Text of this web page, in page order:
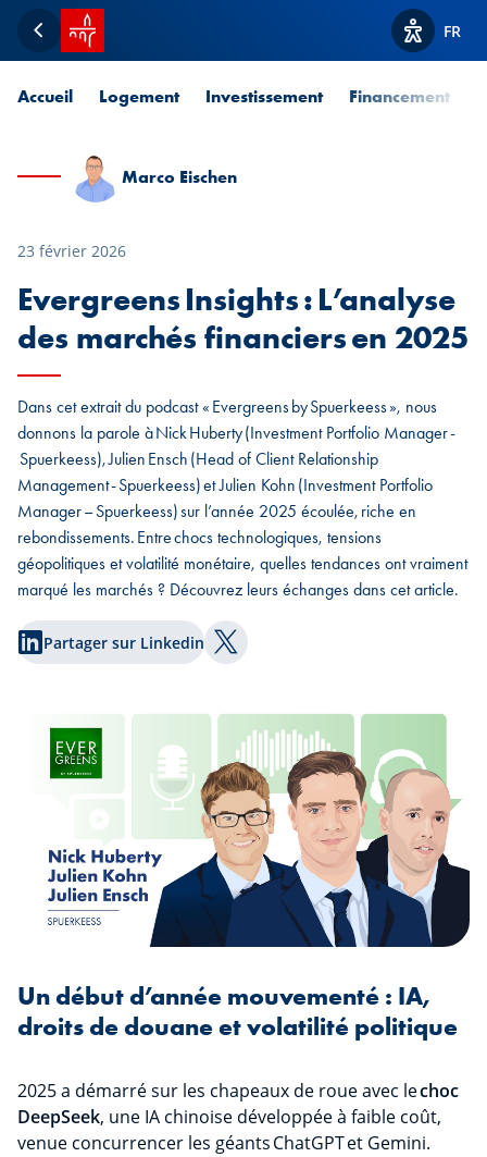
Retour
Accueil SPUERKEESS
Afficher
FR
Accueil Logement Investissement Financement
Marco Eischen
23 février 2026
Evergreens Insights : L’analyse
des marchés financiers en 2025
Dans cet extrait du podcast « Evergreens by Spuerkeess », nous
donnons la parole à Nick Huberty (Investment Portfolio Manager -
Spuerkeess), Julien Ensch (Head of Client Relationship
Management - Spuerkeess) et Julien Kohn (Investment Portfolio
Manager – Spuerkeess) sur l’année 2025 écoulée, riche en
rebondissements. Entre chocs technologiques, tensions
géopolitiques et volatilité monétaire, quelles tendances ont vraiment
marqué les marchés ? Découvrez leurs échanges dans cet article.
Partager sur Linkedin Partager sur Twitter
Un début d’année mouvementé : IA,
droits de douane et volatilité politique
2025 a démarré sur les chapeaux de roue avec lechoc
DeepSeek, une IA chinoise développée à faible coût,
venue concurrencer les géants ChatGPT et Gemini.